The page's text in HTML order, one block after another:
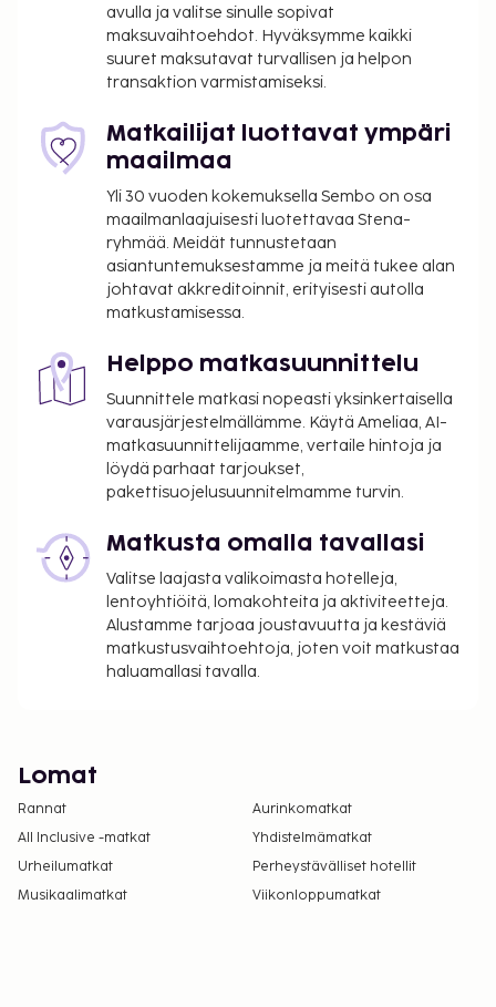
avulla ja valitse sinulle sopivat
maksuvaihtoehdot. Hyväksymme kaikki
suuret maksutavat turvallisen ja helpon
transaktion varmistamiseksi.
Matkailijat luottavat ympäri
maailmaa
Yli 30 vuoden kokemuksella Sembo on osa
maailmanlaajuisesti luotettavaa Stena-
ryhmää. Meidät tunnustetaan
asiantuntemuksestamme ja meitä tukee alan
johtavat akkreditoinnit, erityisesti autolla
matkustamisessa.
Helppo matkasuunnittelu
Suunnittele matkasi nopeasti yksinkertaisella
varausjärjestelmällämme. Käytä Ameliaa, AI-
matkasuunnittelijaamme, vertaile hintoja ja
löydä parhaat tarjoukset,
pakettisuojelusuunnitelmamme turvin.
Matkusta omalla tavallasi
Valitse laajasta valikoimasta hotelleja,
lentoyhtiöitä, lomakohteita ja aktiviteetteja.
Alustamme tarjoaa joustavuutta ja kestäviä
matkustusvaihtoehtoja, joten voit matkustaa
haluamallasi tavalla.
Lomat
Rannat
Aurinkomatkat
All Inclusive -matkat
Yhdistelmämatkat
Urheilumatkat
Perheystävälliset hotellit
Musikaalimatkat
Viikonloppumatkat